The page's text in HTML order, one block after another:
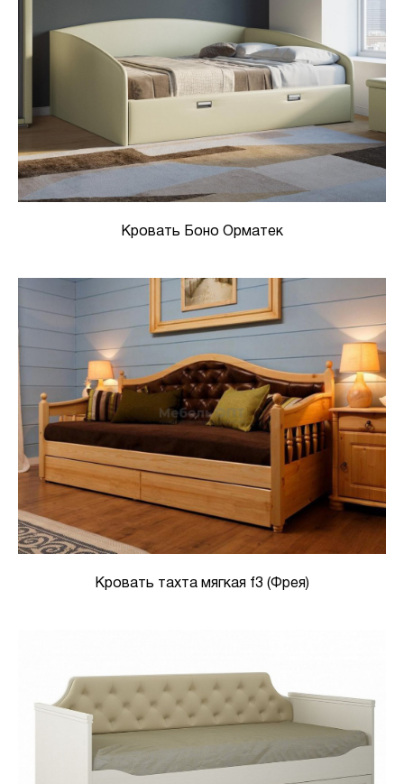
Кровать Боно Орматек
Кровать тахта мягкая f3 (Фрея)